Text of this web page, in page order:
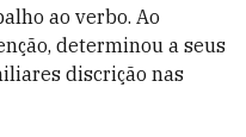
ao verbo. Ao
determinou a seus
discrição nas